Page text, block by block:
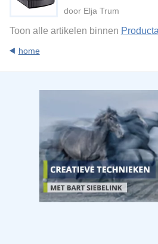
door Elja Trum
Toon alle artikelen binnen
home